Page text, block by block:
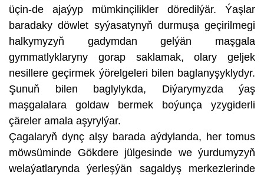
üçin-de ajaýyp mümkinçilikler döredilýär. Ýaşlar
baradaky döwlet syýasatynyň durmuşa geçirilmegi
halkymyzyň gadymdan gelýän maşgala
gymmatlyklaryny gorap saklamak, olary geljek
nesillere geçirmek ýörelgeleri bilen baglanyşyklydyr.
Şunuň bilen baglylykda, Diýarymyzda ýaş
maşgalalara goldaw bermek boýunça yzygiderli
çäreler amala aşyrylýar.
Çagalaryň dynç alşy barada aýdylanda, her tomus
möwsüminde Gökdere jülgesinde we ýurdumyzyň
welaýatlarynda ýerleşýän sagaldyş merkezlerinde